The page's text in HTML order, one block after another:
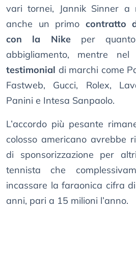
vari tornei, Jannik Sinner a
anche un primo contratto
con la Nikeper
abbigliamento, mentre
testimonial di marchi come
Fastweb, Gucci, Rolex,
Panini e Intesa Sanpaolo.
L’accordo più pesante
colosso americano avrebbe
di sponsorizzazione per
tennista che
incassare la faraonica cifra di
anni, pari a 15 milioni l’anno.